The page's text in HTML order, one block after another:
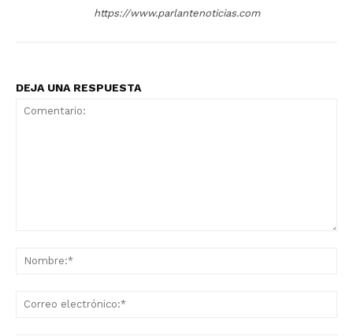
https://www.parlantenoticias.com
DEJA UNA RESPUESTA